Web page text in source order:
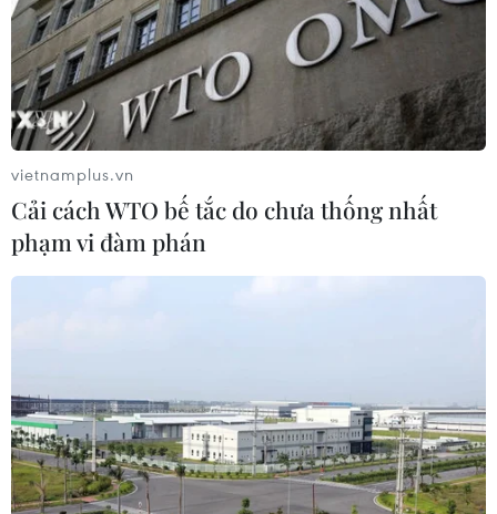
vietnamplus.vn
Cải cách WTO bế tắc do chưa thống nhất
phạm vi đàm phán